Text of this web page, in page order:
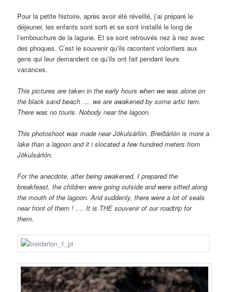
Pour la petite histoire, après avoir été réveillé, j’ai préparé le
déjeuner, les enfants sont sorti et se sont installé le long de
l’embouchure de la lagune. Et se sont retrouvés nez à nez avec
des phoques. C’est le souvenir qu’ils racontent volontiers aux
gens qui leur demandent ce qu’ils ont fait pendant leurs
vacances.
This pictures are taken in the early hours when we was alone on
the black sand beach …. we are awakened by some artic tern.
There was no touris. Nobody near the lagoon.
This photoshoot was made near Jökulsárlón. Breiðárlón is more a
lake than a lagoon and it i slocated a few hundred meters from
Jökulsárlón.
For the anecdote, after being awakened, I prepared the
breakfeast, the children were going outside and were sitted along
the mouth of the lagoon. And suddenly, there were a lot of seals
near front of them ! …. It is THE souvenir of our roadtrip for
them.